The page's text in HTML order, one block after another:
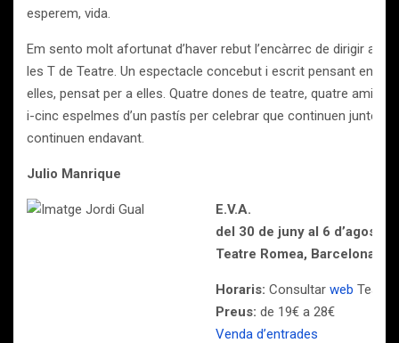
esperem, vida.
Em sento molt afortunat d’haver rebut l’encàrrec de dirigir
les T de Teatre. Un espectacle concebut i escrit pensant en
elles, pensat per a elles. Quatre dones de teatre, quatre
i-cinc espelmes d’un pastís per celebrar que continuen juntes,
continuen endavant.
Julio Manrique
E.V.A.
del 30 de juny al 6 d’agost
Teatre Romea, Barcelona
Horaris: Consultar web Teatre
Preus: de 19€ a 28€
Venda d’entrades